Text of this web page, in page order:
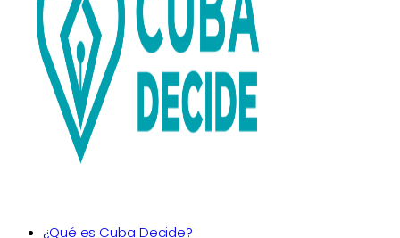
¿Qué es Cuba Decide?